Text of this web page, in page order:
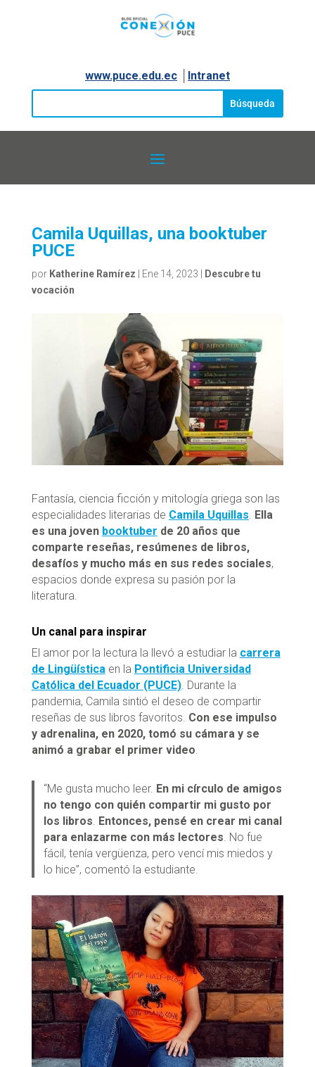
www.puce.edu.ec│ Intranet
Camila Uquillas, una booktuber
PUCE
por Katherine Ramírez Ene 14, 2023
Descubre tu
vocación
Fantasía, ciencia ficción y mitología griega son las
especialidades literarias de Camila Uquillas. Ella
es una joven booktuber de 20 años que
comparte reseñas, resúmenes de libros,
desafíos y mucho más en sus redes sociales,
espacios donde expresa su pasión por la
literatura.
Un canal para inspirar
El amor por la lectura la llevó a estudiar la carrera
de Lingüísticaen la Pontificia Universidad
Católica del Ecuador (PUCE). Durante la
pandemia, Camila sintió el deseo de compartir
reseñas de sus libros favoritos. Con ese impulso
y adrenalina, en 2020, tomó su cámara y se
animó a grabar el primer video.
“Me gusta mucho leer. En mi círculo de amigos
no tengo con quién compartir mi gusto por
los libros. Entonces, pensé en crear mi canal
para enlazarme con más lectores. No fue
fácil, tenía vergüenza, pero vencí mis miedos y
lo hice”, comentó la estudiante.